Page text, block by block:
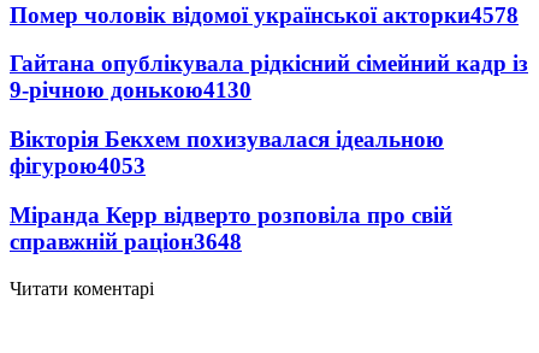
Помер чоловік відомої української акторки4578
Гайтана опублікувала рідкісний сімейний кадр із
9-річною донькою4130
Вікторія Бекхем похизувалася ідеальною
фігурою4053
Міранда Керр відверто розповіла про свій
справжній раціон3648
Читати коментарі